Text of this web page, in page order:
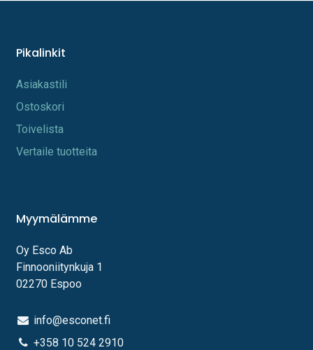
Pikalinkit
A​s​iakastili
Os​toskori
Toi​velista
Vertaile tuotteita
Myymälämme
Oy Esco Ab
Finnooniitynkuja 1
02270 Espoo
info@esconet.fi
+358 10 524 2910